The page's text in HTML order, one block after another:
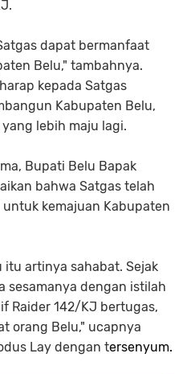
dapat bermanfaat
Belu," tambahnya.
kepada Satgas
Kabupaten Belu,
lebih maju lagi.
Bupati Belu Bapak
bahwa Satgas telah
kemajuan Kabupaten
itu artinya sahabat. Sejak
sesamanya dengan istilah
Raider 142/KJ bertugas,
orang Belu," ucapnya
Lay dengan tersenyum.